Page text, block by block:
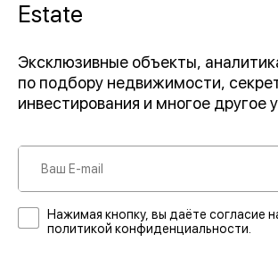
Estate
Эксклюзивные объекты,
по подбору недвижимости,
инвестирования и многое другое
Нажимая кнопку, вы даёте согласие
политикой конфиденциальности.